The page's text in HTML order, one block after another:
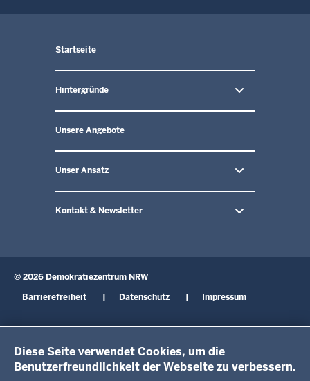
Diese Seite verwendet Cookies, um die
Benutzerfreundlichkeit der Webseite zu verbessern.
in
der
Fußzeile
Startseite
Hintergründe
Unsere Angebote
Unser Ansatz
Kontakt & Newsletter
© 2026 Demokratiezentrum NRW
Fußzeile
Barrierefreiheit Datenschutz Impressum